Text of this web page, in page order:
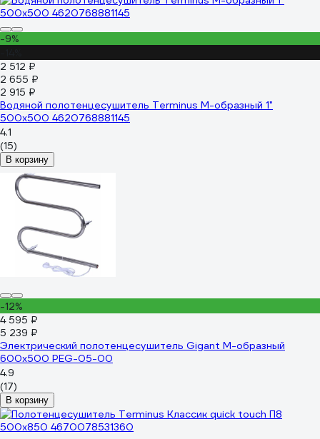
-9%
2 512 ₽
2 655 ₽
2 915 ₽
Водяной полотенцесушитель Terminus М-образный 1"
500х500 4620768881145
4.1
(15)
В корзину
-12%
4 595 ₽
5 239 ₽
Электрический полотенцесушитель Gigant М-образный
600x500 PEG-05-00
4.9
(17)
В корзину